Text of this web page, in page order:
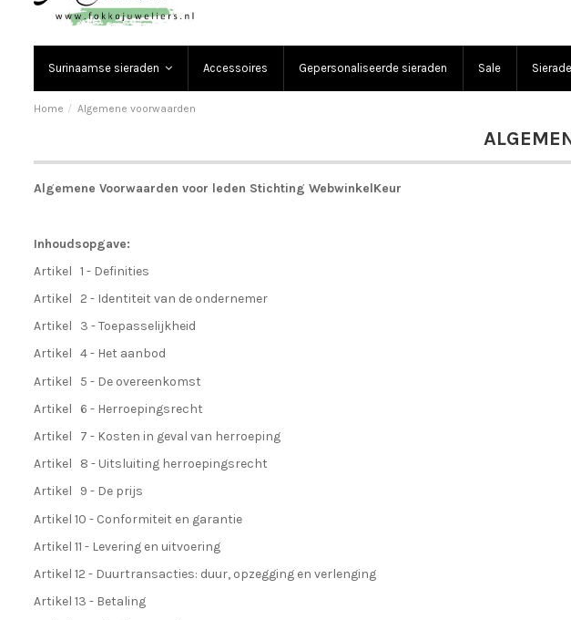
Surinaamse sieraden Accessoires Gepersonaliseerde sieraden Sale
Home Algemene voorwaarden
Algemene Voorwaarden voor leden Stichting WebwinkelKeur
Inhoudsopgave:
Artikel 1 - Definities
Artikel 2 - Identiteit van de ondernemer
Artikel 3 - Toepasselijkheid
Artikel 4 - Het aanbod
Artikel 5 - De overeenkomst
Artikel 6 - Herroepingsrecht
Artikel 7 - Kosten in geval van herroeping
Artikel 8 - Uitsluiting herroepingsrecht
Artikel 9 - De prijs
Artikel 10 - Conformiteit en garantie
Artikel 11 - Levering en uitvoering
Artikel 12 - Duurtransacties: duur, opzegging en verlenging
Artikel 13 - Betaling